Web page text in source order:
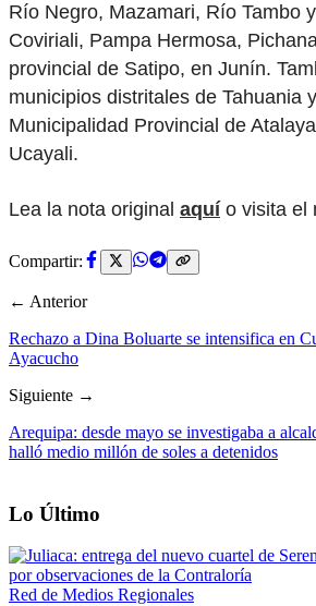
Río Negro, Mazamari, Río Tambo
Coviriali, Pampa Hermosa,
provincial de Satipo, en Junín.
municipios distritales de Tahuania
Municipalidad Provincial de
Ucayali.
Lea la nota original aquío visita el
Compartir:
← Anterior
Rechazo a Dina Boluarte se intensifica en
Ayacucho
Siguiente →
Arequipa: desde mayo se investigaba a
halló medio millón de soles a detenidos
Lo Último
Red de Medios Regionales